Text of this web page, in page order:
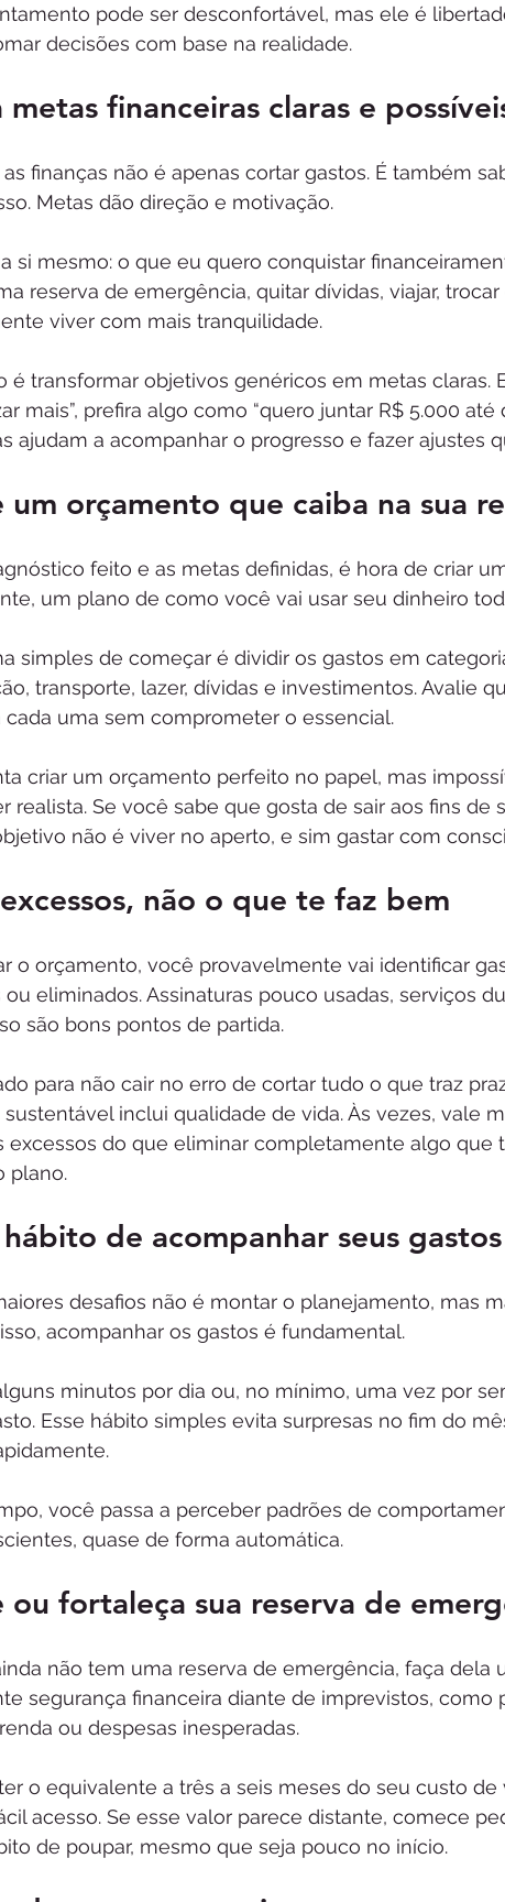
pode ser desconfortável, mas ele é
decisões com base na realidade.
metas financeiras claras e
as finanças não é apenas cortar gastos. É também
Metas dão direção e motivação.
si mesmo: o que eu quero conquistar
reserva de emergência, quitar dívidas, viajar,
viver com mais tranquilidade.
é transformar objetivos genéricos em metas claras.
mais”, prefira algo como “quero juntar R$ 5.000 até
ajudam a acompanhar o progresso e fazer ajustes
um orçamento que caiba na sua
feito e as metas definidas, é hora de criar
um plano de como você vai usar seu dinheiro
simples de começar é dividir os gastos em
transporte, lazer, dívidas e investimentos. Avalie
cada uma sem comprometer o essencial.
criar um orçamento perfeito no papel, mas
realista. Se você sabe que gosta de sair aos fins de
não é viver no aperto, e sim gastar com
não o que te faz bem
o orçamento, você provavelmente vai identificar
ou eliminados. Assinaturas pouco usadas, serviços
são bons pontos de partida.
para não cair no erro de cortar tudo o que traz
inclui qualidade de vida. Às vezes, vale
excessos do que eliminar completamente algo que
plano.
de acompanhar seus gastos
desafios não é montar o planejamento, mas
acompanhar os gastos é fundamental.
minutos por dia ou, no mínimo, uma vez por
Esse hábito simples evita surpresas no fim do
você passa a perceber padrões de
quase de forma automática.
ou fortaleça sua reserva de
não tem uma reserva de emergência, faça dela
segurança financeira diante de imprevistos, como
ou despesas inesperadas.
o equivalente a três a seis meses do seu custo
acesso. Se esse valor parece distante, comece
de poupar, mesmo que seja pouco no início.